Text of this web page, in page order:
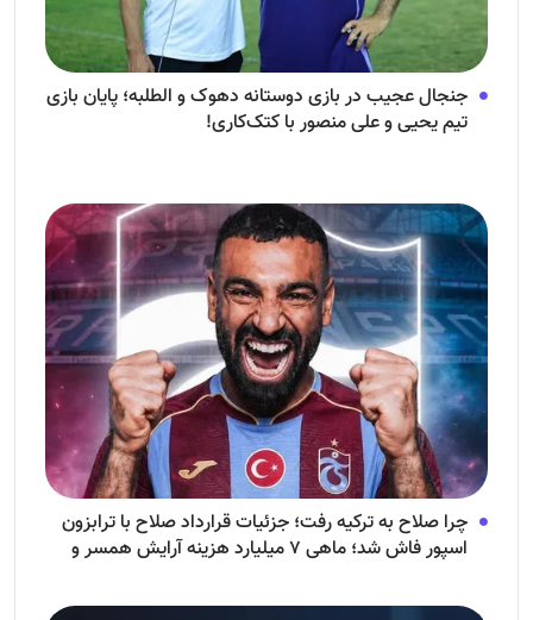
جنجال عجیب در بازی دوستانه دهوک و الطلبه؛ پایان بازی
تیم یحیی و علی منصور با کتک‌کاری!
چرا صلاح به ترکیه رفت؛ جزئیات قرارداد صلاح با ترابزون
اسپور فاش شد؛ ماهی ۷ میلیارد هزینه آرایش همسر و